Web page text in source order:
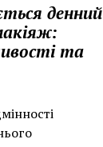
денний
та